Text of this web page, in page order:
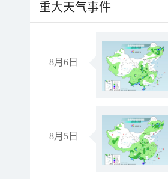
重大天气事件
8月6日
8月5日